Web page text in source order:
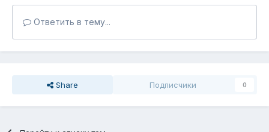
Ответить в тему...
Share Подписчики 0